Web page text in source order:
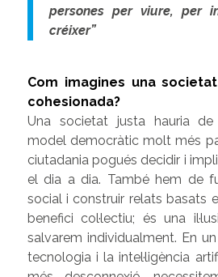
persones per viure, per
créixer”
Com imagines una
cohesionada?
Una societat justa hauria
model democràtic molt més
ciutadania pogués decidir i
el dia a dia. També hem de
social i construir relats basats
benefici col·lectiu; és una
salvarem individualment. En
tecnologia i la intel·ligència